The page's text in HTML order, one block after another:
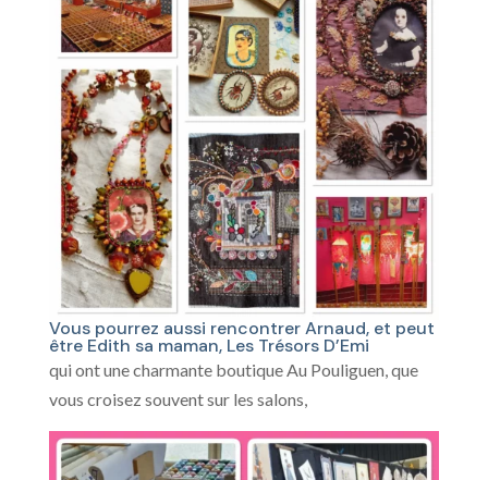
Vous pourrez aussi rencontrer Arnaud, et peut
être Edith sa maman, Les Trésors D’Emi
qui ont une charmante boutique Au Pouliguen, que
vous croisez souvent sur les salons,